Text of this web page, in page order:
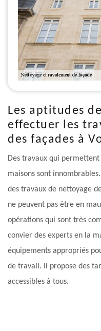
Les aptitudes
effectuer les
des façades à
Des travaux qui
maisons sont
des travaux de nettoyage
ne peuvent pas être en
opérations qui sont très
convier des experts en la
équipements appropriés
de travail. Il propose des
accessibles à tous.